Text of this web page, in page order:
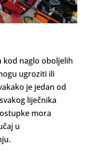
kod naglo oboljelih
ugroziti ili
je jedan od
liječnika
mora
u